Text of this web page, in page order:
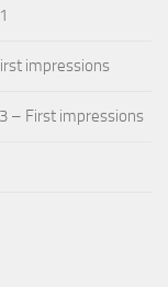
impressions
– First impressions